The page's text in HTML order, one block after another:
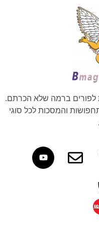
לפורים ברמה שלא הכרתם.
והמסכות לכל סוגי